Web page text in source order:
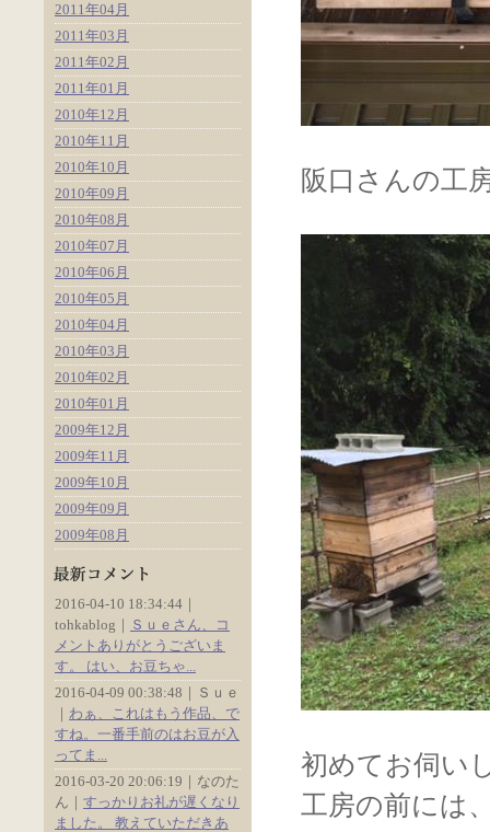
阪口さんの工
初めてお伺い
工房の前には
2011年04月
2011年03月
2011年02月
2011年01月
2010年12月
2010年11月
2010年10月
2010年09月
2010年08月
2010年07月
2010年06月
2010年05月
2010年04月
2010年03月
2010年02月
2010年01月
2009年12月
2009年11月
2009年10月
2009年09月
2009年08月
2016-04-10 18:34:44｜
tohkablog｜
Ｓｕｅさん、コ
メントありがとうございま
す。 はい、お豆ちゃ...
2016-04-09 00:38:48｜Ｓｕｅ
わぁ、これはもう作品、で
すね。一番手前のはお豆が入
ってま...
2016-03-20 20:06:19｜なのた
ん｜ すっかりお礼が遅くなり
ました。 教えていただきあ